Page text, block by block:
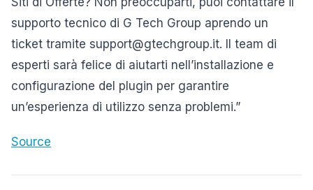
supporto tecnico di G Tech Group aprendo un
ticket tramite support@gtechgroup.it. Il team di
esperti sarà felice di aiutarti nell’installazione e
configurazione del plugin per garantire
un’esperienza di utilizzo senza problemi.”
Source